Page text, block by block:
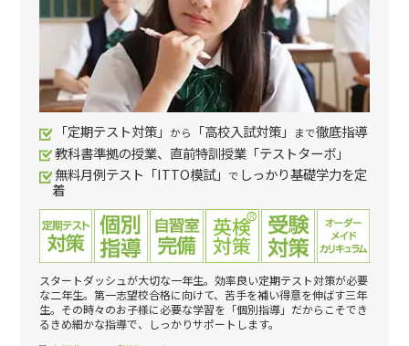
「定期テスト対策」 から 「高校入試対策」 まで徹底指導
教科書準拠の授業、直前特訓授業「テストターボ」
無料月例テスト「ITTO模試」 で しっかり基礎学力を定
着
スタートダッシュが大切な一年生。効率良い定期テスト対策が必要
な二年生。第一志望校合格に向けて、苦手を補い得意を伸ばす三年
生。その時々のお子様に必要な学習を「個別指導」だからこそでき
るきめ細かな指導で、しっかりサポートします。